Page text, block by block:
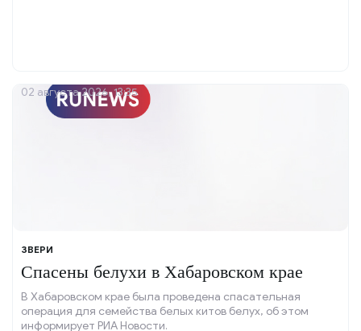
ЗВЕРИ
Спасены белухи в Хабаровском крае
В Хабаровском крае была проведена спасательная
операция для семейства белых китов белух, об этом
информирует РИА Новости.
02 августа 2026, 13:35